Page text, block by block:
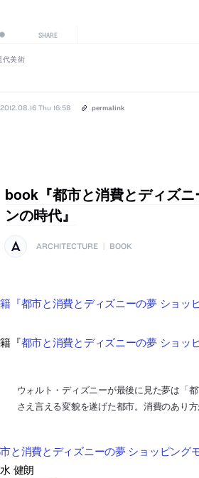
SHARE
代美術
2012.08.16 Thu 16:58 permalink
book『都市と消費とディズ
ンの時代』
ARCHITECTURE BOOK
『都市と消費とディズニーの夢 ショッ
『都市と消費とディズニーの夢 ショッ
ウォルト・ディズニーが最後に見た夢は「
さえ言える変貌を遂げた都市。消費のあり
と消費とディズニーの夢 ショッピング
健朗